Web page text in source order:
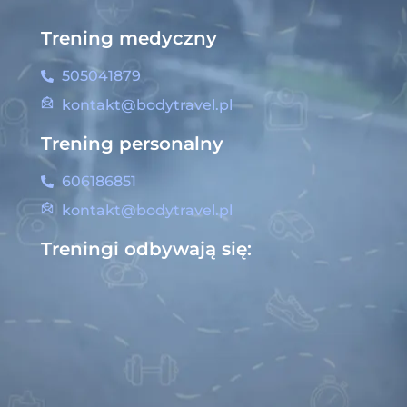
Trening medyczny
505041879
kontakt@bodytravel.pl
Trening personalny
606186851
kontakt@bodytravel.pl
Treningi odbywają się: